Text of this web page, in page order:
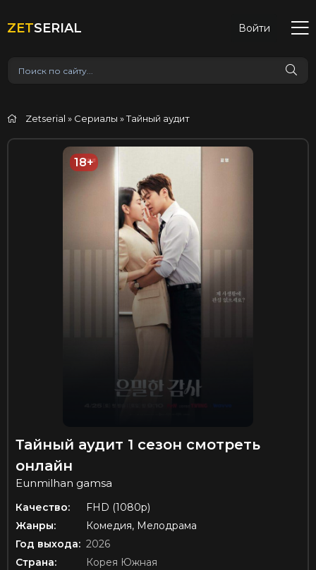
ZETSERIAL Войти
Zetserial » Сериалы » Тайный аудит
18+
Тайный аудит 1 сезон смотреть
онлайн
Eunmilhan gamsa
Качество:
FHD (1080p)
Жанры:
Комедия, Мелодрама
Год выхода: 2026
Страна:
Корея Южная